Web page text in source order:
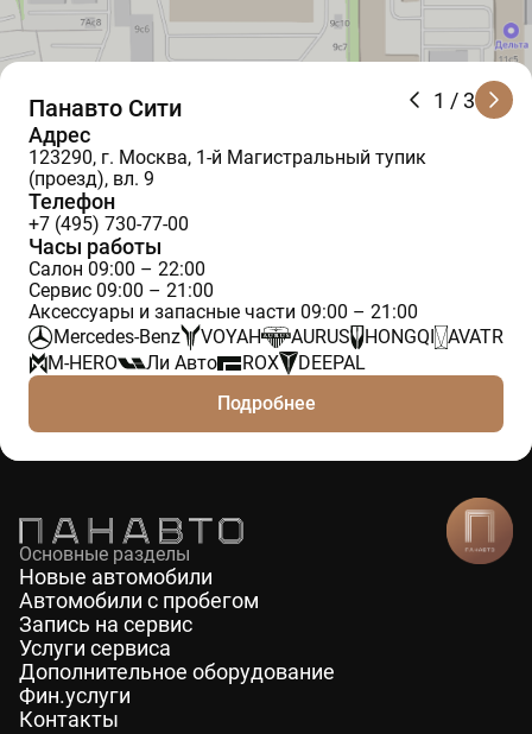
1 / 3
Панавто Сити
Адрес
123290, г. Москва, 1-й Магистральный тупик
(проезд), вл. 9
Телефон
+7 (495) 730-77-00
Часы работы
Салон 09:00 – 22:00
Сервис 09:00 – 21:00
Аксессуары и запасные части 09:00 – 21:00
Mercedes-Benz
VOYAH AURUS HONGQI
AVATR
M-HERO
Ли Авто ROX
DEEPAL
Подробнее
Основные разделы
Новые автомобили
Автомобили с пробегом
Запись на сервис
Услуги сервиса
Дополнительное оборудование
Фин.услуги
Контакты